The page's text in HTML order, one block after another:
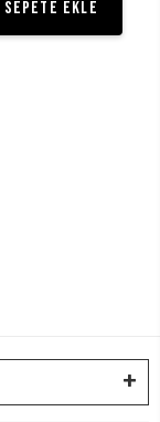
SEPETE EKLE